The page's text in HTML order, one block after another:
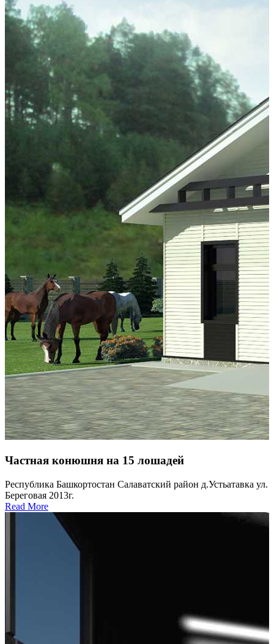
Частная конюшня на 15 лошадей
Республика Башкортостан Салаватский район д.Устьатавка ул.
Береговая 2013г.
Read More